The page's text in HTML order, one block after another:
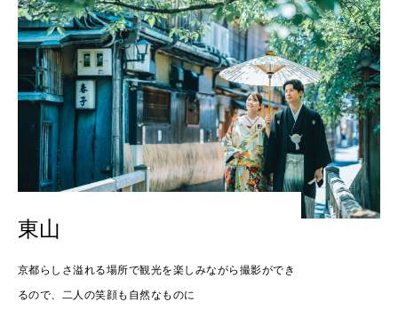
東山
京都らしさ溢れる場所で観光を楽しみながら撮影ができ
るので、二人の笑顔も自然なものに